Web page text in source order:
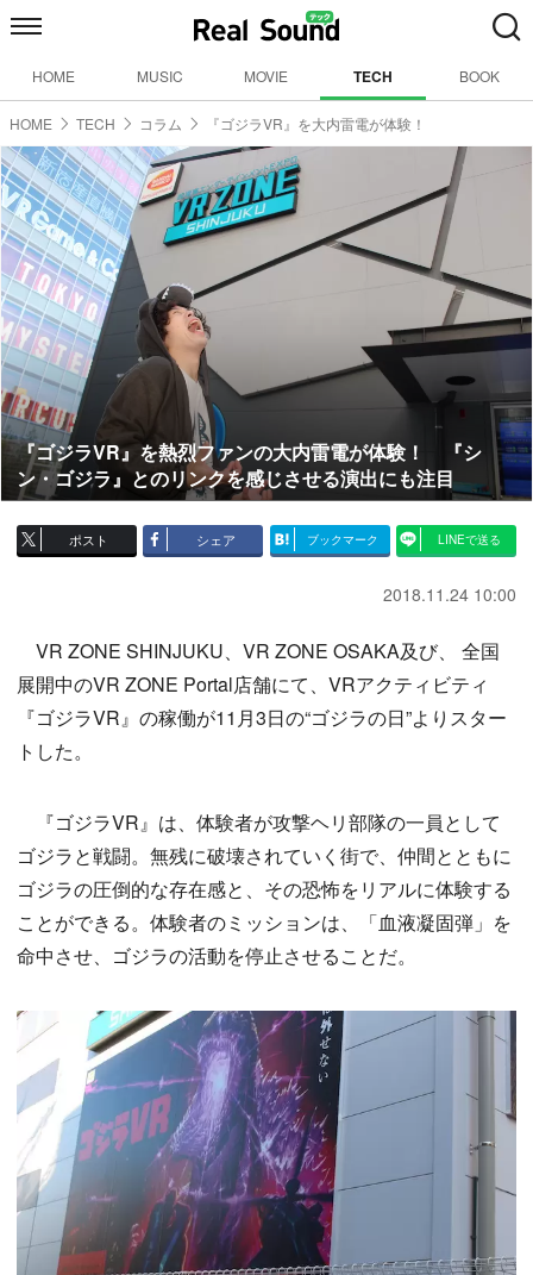
HOME MUSIC MOVIE TECH BOOK
HOME TECH コラム 『ゴジラVR』を大内雷電が体験！
『ゴジラVR』を熱烈ファンの大内雷電が体験！ 『シ
ン・ゴジラ』とのリンクを感じさせる演出にも注目
ポスト シェア ブックマーク LINEで送る
2018.11.24 10:00
VR ZONE SHINJUKU、VR ZONE OSAKA及び、 全国
展開中のVR ZONE Portal店舗にて、VRアクティビティ
『ゴジラVR』の稼働が11月3日の“ゴジラの日”よりスター
トした。
『ゴジラVR』は、体験者が攻撃ヘリ部隊の一員として
ゴジラと戦闘。無残に破壊されていく街で、仲間とともに
ゴジラの圧倒的な存在感と、その恐怖をリアルに体験する
ことができる。体験者のミッションは、「血液凝固弾」を
命中させ、ゴジラの活動を停止させることだ。